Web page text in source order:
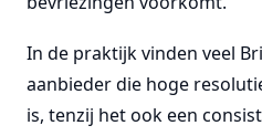
In de praktijk vinden veel
aanbieder die hoge
is, tenzij het ook een